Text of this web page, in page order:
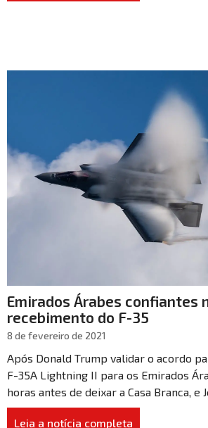
Emirados Árabes confiantes
recebimento do F-35
8 de fevereiro de 2021
Após Donald Trump validar o acordo
F-35A Lightning II para os Emirados
horas antes de deixar a Casa Branca, e
Leia a notícia completa